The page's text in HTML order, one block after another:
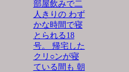
部屋飲みで二
人きりの わず
かな時間で寝
とられる18
号。 帰宅した
クリ○ンが寝
ている間も 朝